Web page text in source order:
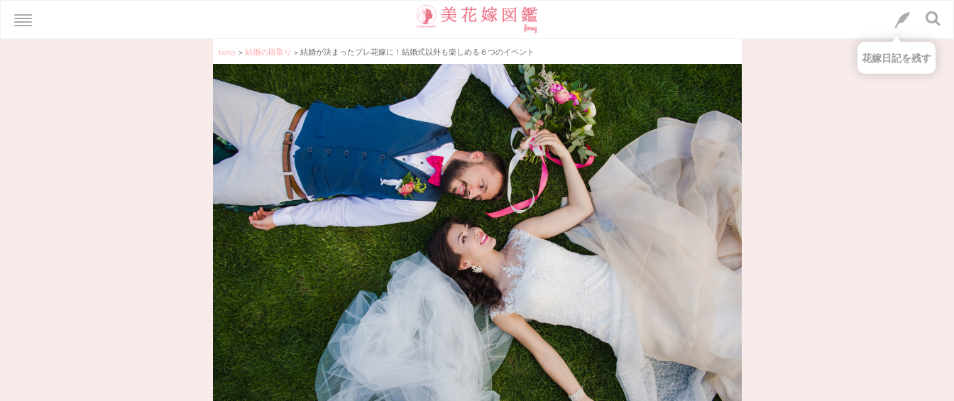
farny > 結婚の段取り > 結婚が決まったプレ花嫁に！結婚式以外も楽しめる６つのイベント 花嫁日記を残す